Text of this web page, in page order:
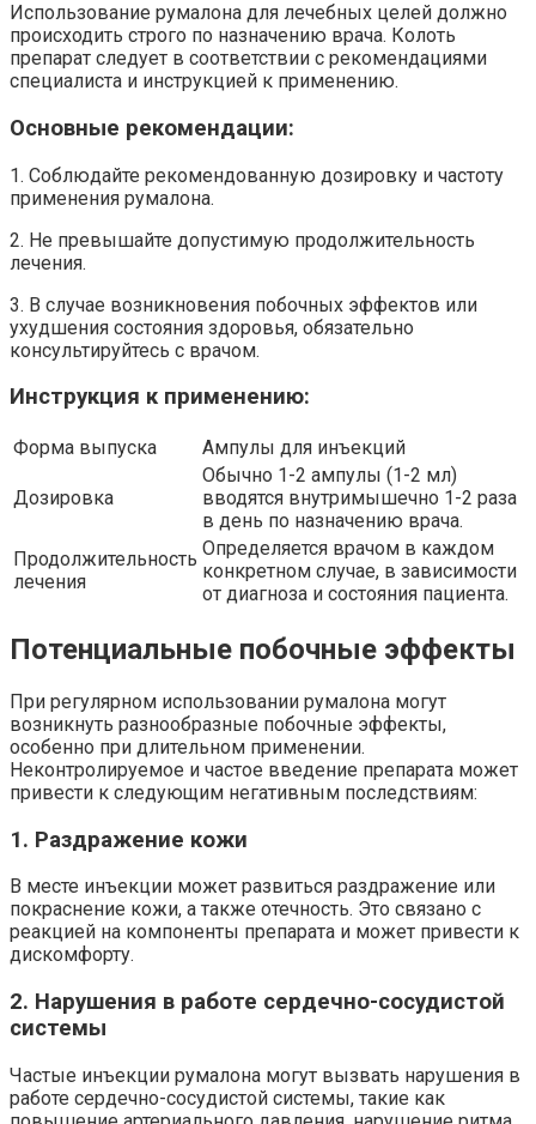
Использование румалона для лечебных целей должно
происходить строго по назначению врача. Колоть
препарат следует в соответствии с рекомендациями
специалиста и инструкцией к применению.
Основные рекомендации:
1. Соблюдайте рекомендованную дозировку и частоту
применения румалона.
2. Не превышайте допустимую продолжительность
лечения.
3. В случае возникновения побочных эффектов или
ухудшения состояния здоровья, обязательно
консультируйтесь с врачом.
Инструкция к применению:
Форма выпуска Ампулы для инъекций
Дозировка
Обычно 1-2 ампулы (1-2 мл)
вводятся внутримышечно 1-2 раза
в день по назначению врача.
Продолжительность
лечения
Определяется врачом в каждом
конкретном случае, в зависимости
от диагноза и состояния пациента.
Потенциальные побочные эффекты
При регулярном использовании румалона могут
возникнуть разнообразные побочные эффекты,
особенно при длительном применении.
Неконтролируемое и частое введение препарата может
привести к следующим негативным последствиям:
1. Раздражение кожи
В месте инъекции может развиться раздражение или
покраснение кожи, а также отечность. Это связано с
реакцией на компоненты препарата и может привести к
дискомфорту.
2. Нарушения в работе сердечно-сосудистой
системы
Частые инъекции румалона могут вызвать нарушения в
работе сердечно-сосудистой системы, такие как